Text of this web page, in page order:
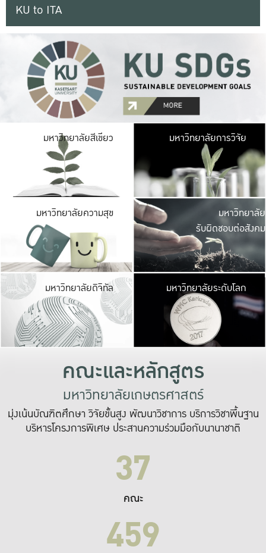
KU to ITA
มหาวิทยาลัยสีเขียว มหาวิ
มีพื้นที่เขียวสดใส
เป็นป่าในเมือง เกษต
มหาวิทยาลัยการวิจัย
มหาวิทยาลัยความสุข มหาวิ
ค
เปิดประ
และพบเรื่องราวใ
มหาวิทยาลัย
รับผิดชอบต่อสังคม
มหาวิทยาลัยดิจิทัล มหาวิ
เปลี่ยนแปลง แล
เพื่อทำง
ระบบสารสนเทศ
มหาวิทยาลัยระดับโลก
คณะและหลักสูตร
มหาวิทยาลัยเกษตรศาสตร์
มุ่งเน้นบัณฑิตศึกษา วิจัยขั้นสูง พัฒนาวิชาการ บริการวิชาพื้นฐาน
บริหารโครงการพิเศษ ประสานความร่วมมือกับนานาชาติ
37
คณะ
459